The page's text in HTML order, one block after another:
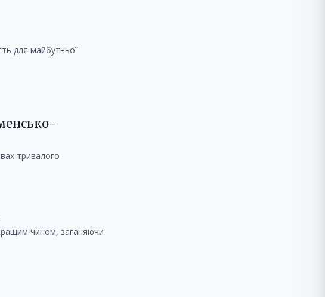
для майбутньої
тривалого
чином, заганяючи